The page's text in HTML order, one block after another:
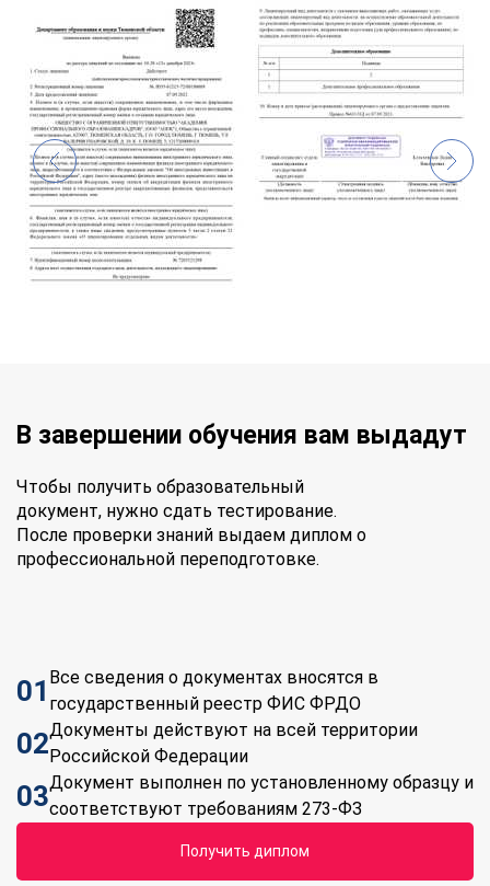
В завершении обучения вам выдадут
Чтобы получить образовательный
документ, нужно сдать тестирование.
После проверки знаний выдаем диплом о
профессиональной переподготовке.
01 Все сведения о документах вносятся в
государственный реестр ФИС ФРДО
02Документы действуют на всей территории
Российской Федерации
03Документ выполнен по установленному образцу и
соответствуют требованиям 273-ФЗ
Получить диплом